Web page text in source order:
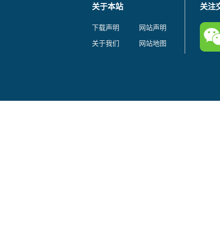
关于本站
下载声明
网站声明
关于我们
网站地图
关注